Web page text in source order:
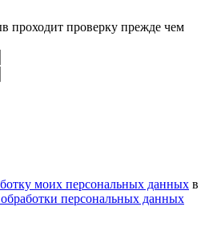
проходит проверку прежде чем
моих персональных данных в
персональных данных